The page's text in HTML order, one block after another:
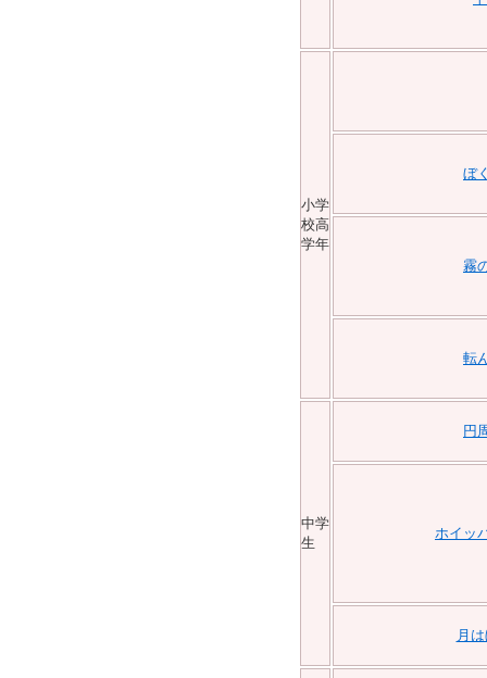
小学
校高
学年
ぼ
霧
転
中学
生
円
ホイッ
月